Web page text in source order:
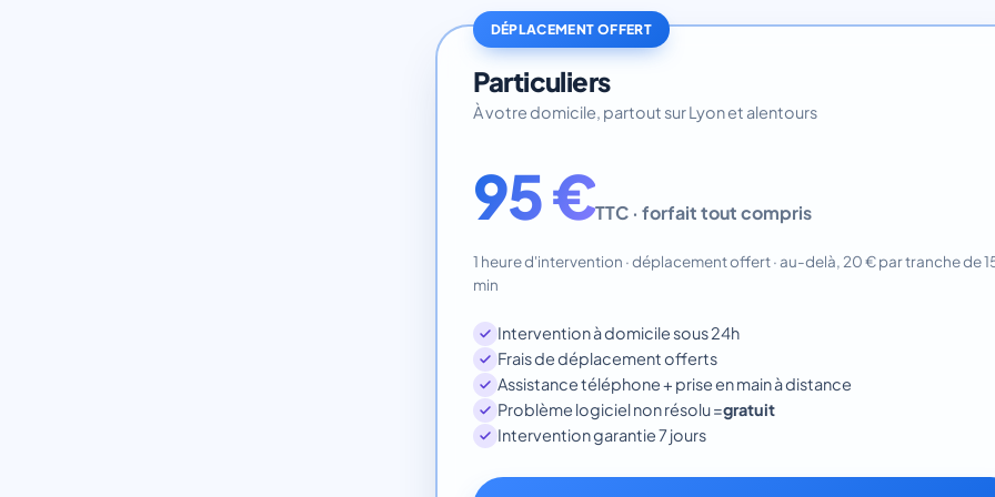
DÉPLACEMENT OFFERT
Particuliers
À votre domicile, partout sur Lyon et alentours
95 €TTC · forfait tout compris
1 heure d'intervention · déplacement offert · au-delà, 20 € par tranche de
min
Intervention à domicile sous 24h
Frais de déplacement offerts
Assistance téléphone + prise en main à distance
Problème logiciel non résolu =gratuit
Intervention garantie 7 jours